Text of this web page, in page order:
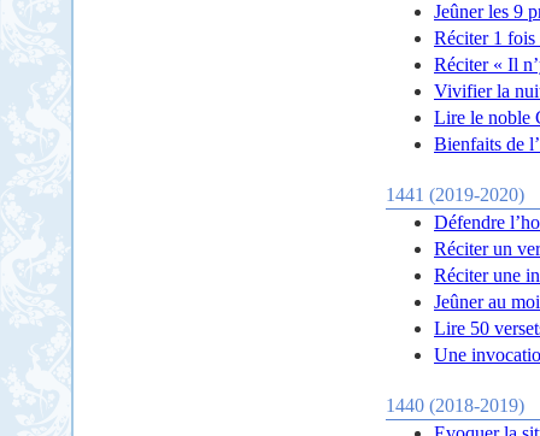
Jeûner les 9
Réciter 1 fois
Réciter « Il
Vivifier la
Lire le noble
Bienfaits de
1441 (2019-2020)
Défendre
Réciter un
Réciter une
Jeûner au
Lire 50
Une
1440 (2018-2019)